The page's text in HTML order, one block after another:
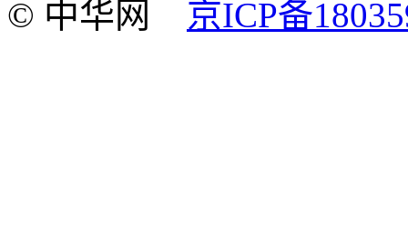
© 中华网 京ICP备